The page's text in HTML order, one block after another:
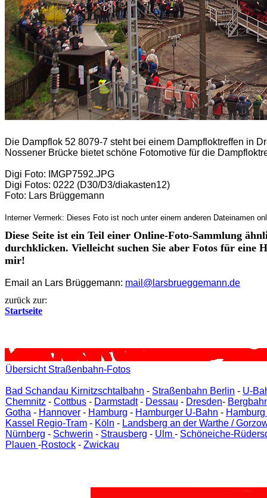
Die Dampflok 52 8079-7 steht bei einem Dampfloktreffen in
Nossener Brücke bietet schöne Fotomotive für die
Digi Foto: IMGP7592.JPG
Digi Fotos: 0222 (D30/D3/diakasten12)
Foto: Lars Brüggemann
Interner Vermerk: Dieses Foto ist noch unter einem anderen Dateinamen
Diese Seite ist ein Teil einer Online-Foto-Sammlung
durchklicken. Vielleicht suchen Sie aber Fotos für eine
mir!
Email an Lars Brüggemann: mail@larsbrueggemann.de
zurück zur:
Startseite
Übersicht Straßenbahn-Fotos
Bad Schandau Kirnitzschtalbahn - Straßenbahn Berlin - U-
Chemnitz - Cottbus - Darmstadt- Dessau - Dresden-
Gotha - Hannover - Hamburg - Hamburger U-Bahn -
Kassel Regio-Tram - Köln - Landsberg an der Warthe /
Nürnberg - Schwerin - Strausberg - Ulm - Schöneiche-
Plauen -Rostock - Zwickau